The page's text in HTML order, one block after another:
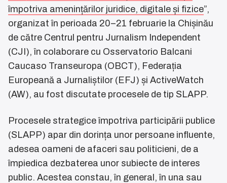
împotriva amenințărilor juridice, digitale și fizice”,
organizat în perioada 20–21 februarie la Chișinău
de către Centrul pentru Jurnalism Independent
(CJI), în colaborare cu Osservatorio Balcani
Caucaso Transeuropa (OBCT), Federația
Europeană a Jurnaliștilor (EFJ) și ActiveWatch
(AW), au fost discutate procesele de tip SLAPP.
Procesele strategice împotriva participării publice
(SLAPP) apar din dorința unor persoane influente,
adesea oameni de afaceri sau politicieni, de a
împiedica dezbaterea unor subiecte de interes
public. Acestea constau, în general, în una sau